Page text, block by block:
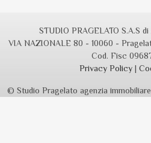
STUDIO PRAGELATO S.A.S
VIA NAZIONALE 80 - 10060 -
Cod. Fisc
Privacy Policy |
© Studio Pragelato agenzia